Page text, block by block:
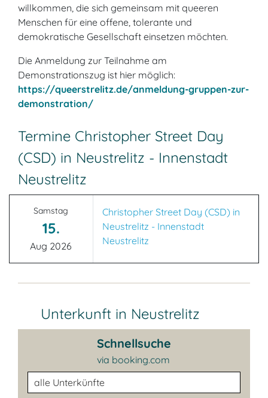
willkommen, die sich gemeinsam mit queeren
Menschen für eine offene, tolerante und
demokratische Gesellschaft einsetzen möchten.
Die Anmeldung zur Teilnahme am
Demonstrationszug ist hier möglich:
https://queerstrelitz.de/anmeldung-gruppen-zur-
demonstration/
Termine Christopher Street Day
(CSD) in Neustrelitz - Innenstadt
Neustrelitz
Samstag
15.
Aug 2026
Christopher Street Day (CSD) in
Neustrelitz - Innenstadt
Neustrelitz
Unterkunft in Neustrelitz
Schnellsuche
via booking.com
Unterkunftsart